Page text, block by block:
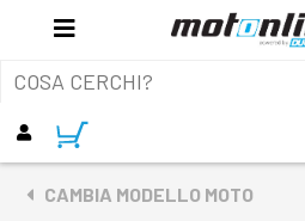
CAMBIA MODELLO MOTO